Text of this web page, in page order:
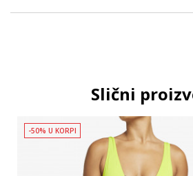
Slični
-50% U KORPI